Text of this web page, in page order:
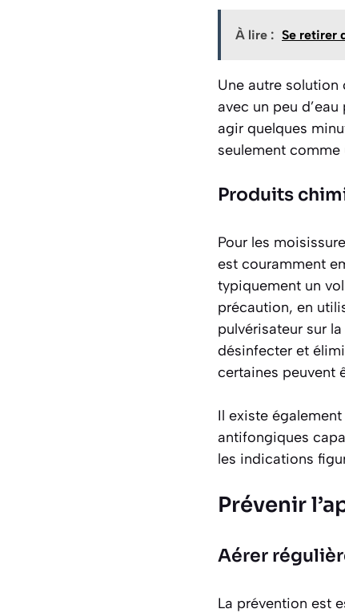
À lire : Se retirer
Une autre
avec un peu
agir quelques
seulement
Produits
Pour les
est couramment
typiquement un
précaution, en
pulvérisateur sur
désinfecter et
certaines peuvent
Il existe
antifongiques
les indications
Prévenir
Aérer
La prévention est